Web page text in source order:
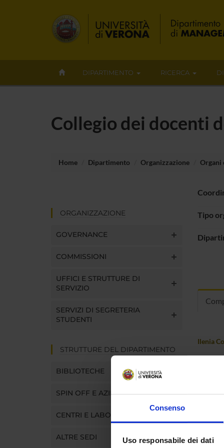
Consenso
Uso responsabile dei dati
DIPARTIMENTO RICERCA
Collegio dei docenti
Home Dipartimento Organizzazione Organi
ORGANIZZAZIONE
GOVERNANCE
COMMISSIONI
UFFICI E STRUTTURE DI
SERVIZIO
SERVIZI DI SEGRETERIA
STUDENTI
STRUTTURE DEL DIPARTIMENTO
BIBLIOTECHE
SPIN OFF E AZIENDE
CENTRI E LABORATORI
ALTRE SEDI
Tipo
Ilenia